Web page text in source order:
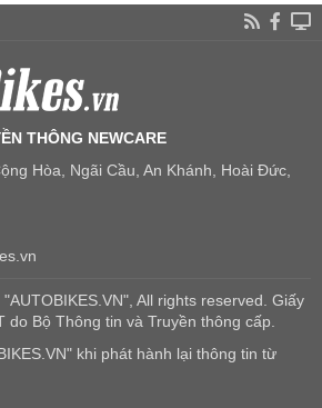
THÔNG NEWCARE
Hòa, Ngãi Cầu, An Khánh, Hoài Đức,
All rights reserved. Giấy
do Bộ Thông tin và Truyền thông cấp.
khi phát hành lại thông tin từ